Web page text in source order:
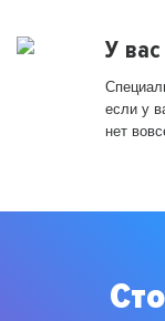
У
если у
нет